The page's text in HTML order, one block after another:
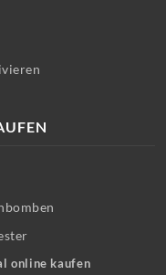
online kaufen